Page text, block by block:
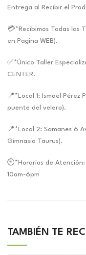
Entrega al Recibir el
💳*Recibimos Todas las
en Pagina WEB).
✅*Único Taller
CENTER.
📍*Local 1: Ismael Pérez
puente del velero).
📍*Local 2: Samanes 6
Gimnasio Taurus).
🕙*Horarios de Atención:
10am-6pm
TAMBIÉN TE